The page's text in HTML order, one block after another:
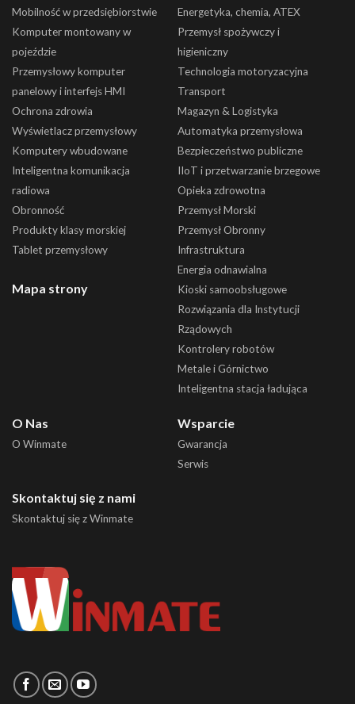
Mobilność w przedsiębiorstwie
Komputer montowany w
pojeździe
Przemysłowy komputer
panelowy i interfejs HMI
Ochrona zdrowia
Wyświetlacz przemysłowy
Komputery wbudowane
Inteligentna komunikacja
radiowa
Obronność
Produkty klasy morskiej
Tablet przemysłowy
Mapa strony
Energetyka, chemia, ATEX
Przemysł spożywczy i
higieniczny
Technologia motoryzacyjna
Transport
Magazyn & Logistyka
Automatyka przemysłowa
Bezpieczeństwo publiczne
IIoT i przetwarzanie brzegowe
Opieka zdrowotna
Przemysł Morski
Przemysł Obronny
Infrastruktura
Energia odnawialna
Kioski samoobsługowe
Rozwiązania dla Instytucji
Rządowych
Kontrolery robotów
Metale i Górnictwo
Inteligentna stacja ładująca
O Nas
O Winmate
Wsparcie
Gwarancja
Serwis
Skontaktuj się z nami
Skontaktuj się z Winmate